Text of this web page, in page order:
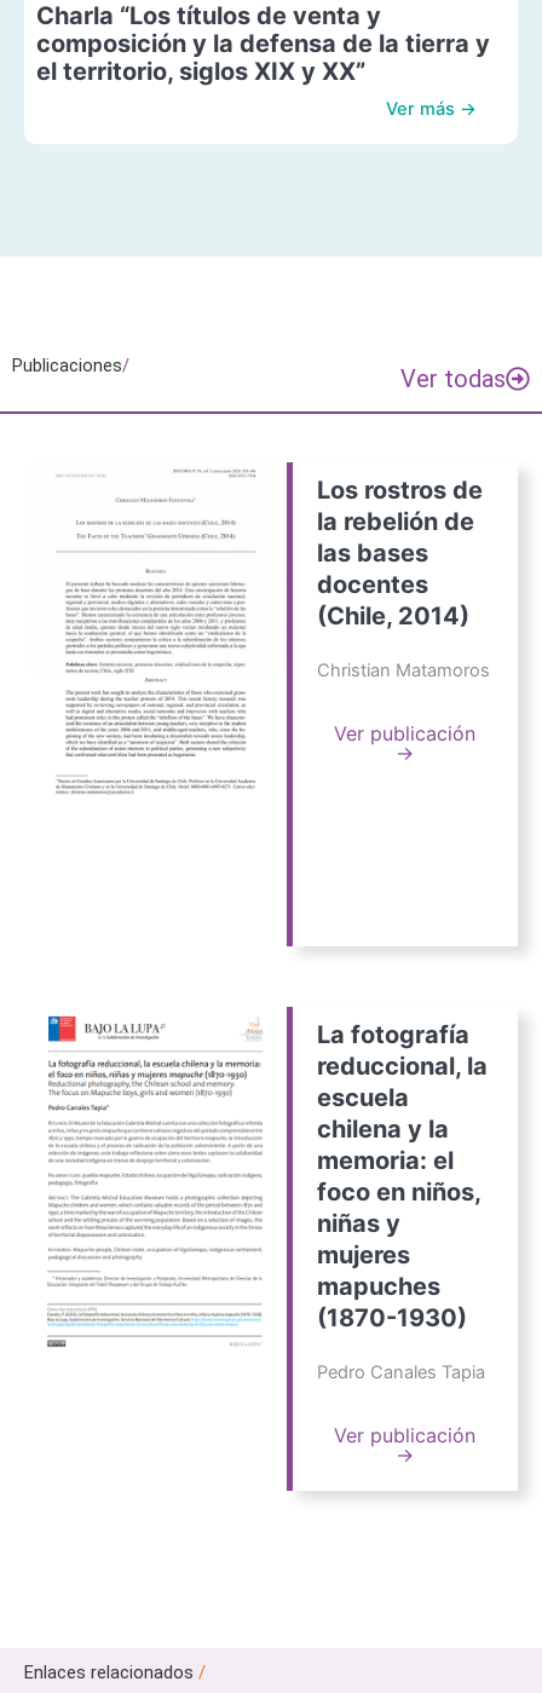
Charla “Los títulos de venta y
composición y la defensa de la tierra y
el territorio, siglos XIX y XX”
Ver más →
Publicaciones/ Ver todas
Los rostros de
la rebelión de
las bases
docentes
(Chile, 2014)
Christian Matamoros
Ver publicación
→
La fotografía
reduccional, la
escuela
chilena y la
memoria: el
foco en niños,
niñas y
mujeres
mapuches
(1870-1930)
Pedro Canales Tapia
Ver publicación
→
Enlaces relacionados /